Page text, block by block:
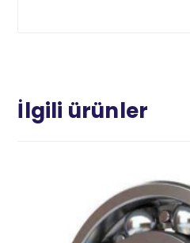
İlgili ürünler